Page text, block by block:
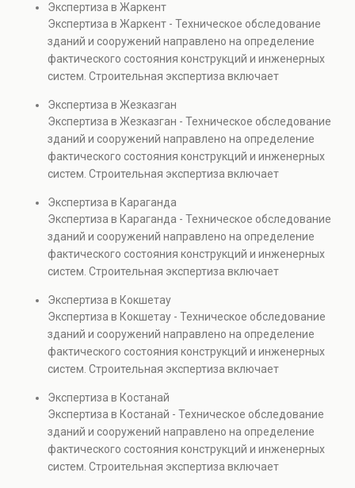
элементов и оценку эксплуатационной безопасности.
Услуга востребована при покупке недвижимости,
капитальном ремонте и реконструкции объектов, а
также при судебных разбирательствах и технических
проверках.
Экспертиза в Жаркент
Экспертиза в Жаркент - Техническое обследование
зданий и сооружений направлено на определение
фактического состояния конструкций и инженерных
систем. Строительная экспертиза включает
элементов и оценку эксплуатационной безопасности.
Услуга востребована при покупке недвижимости,
капитальном ремонте и реконструкции объектов, а
также при судебных разбирательствах и технических
проверках.
Экспертиза в Жезказган
Экспертиза в Жезказган - Техническое обследование
зданий и сооружений направлено на определение
фактического состояния конструкций и инженерных
систем. Строительная экспертиза включает
элементов и оценку эксплуатационной безопасности.
Услуга востребована при покупке недвижимости,
капитальном ремонте и реконструкции объектов, а
также при судебных разбирательствах и технических
проверках.
Экспертиза в Караганда
Экспертиза в Караганда - Техническое обследование
зданий и сооружений направлено на определение
фактического состояния конструкций и инженерных
систем. Строительная экспертиза включает
элементов и оценку эксплуатационной безопасности.
Услуга востребована при покупке недвижимости,
капитальном ремонте и реконструкции объектов, а
также при судебных разбирательствах и технических
проверках.
Экспертиза в Кокшетау
Экспертиза в Кокшетау - Техническое обследование
зданий и сооружений направлено на определение
фактического состояния конструкций и инженерных
систем. Строительная экспертиза включает
элементов и оценку эксплуатационной безопасности.
Услуга востребована при покупке недвижимости,
капитальном ремонте и реконструкции объектов, а
также при судебных разбирательствах и технических
проверках.
Экспертиза в Костанай
Экспертиза в Костанай - Техническое обследование
зданий и сооружений направлено на определение
фактического состояния конструкций и инженерных
систем. Строительная экспертиза включает